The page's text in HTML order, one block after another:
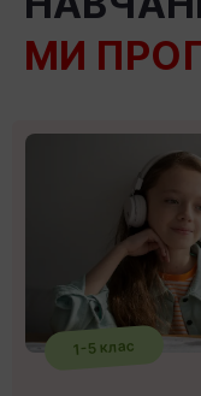
МИ
1-5 клас